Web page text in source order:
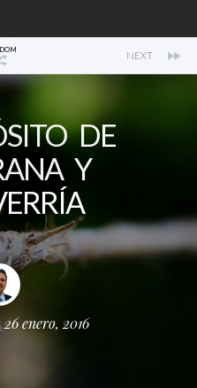
NEXT
DE
Y
enero, 2016